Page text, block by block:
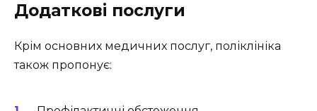
Додаткові послуги
Крім основних медичних послуг, поліклініка
також пропонує: